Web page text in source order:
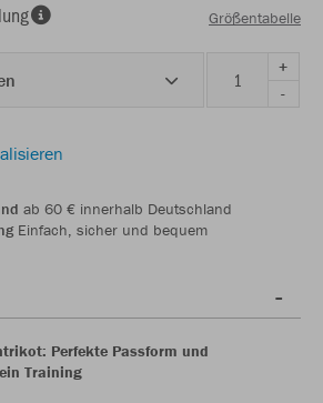
Größentabelle
+
-
ab 60 € innerhalb Deutschland
Einfach, sicher und bequem
Perfekte Passform und
Training